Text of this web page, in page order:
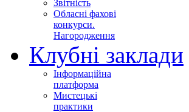
Звітність
Обласні фахові
конкурси.
Нагородження
Клубні заклади
Інформаційна
платформа
Мистецькі
практики